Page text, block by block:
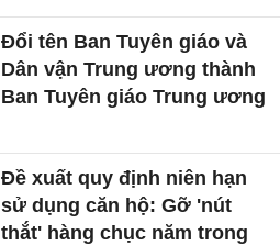
Đổi tên Ban Tuyên giáo và
Dân vận Trung ương thành
Ban Tuyên giáo Trung ương
Đề xuất quy định niên hạn
sử dụng căn hộ: Gỡ 'nút
thắt' hàng chục năm trong